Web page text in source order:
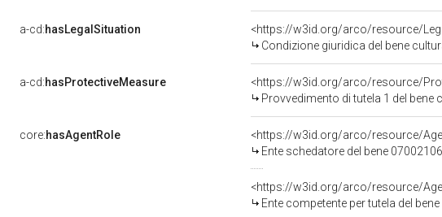
a-cd:hasLegalSituation
<https://w3id.org/arco/resource/
Condizione giuridica del bene
a-cd:hasProtectiveMeasure
<https://w3id.org/arco/resource/
Provvedimento di tutela 1 del bene
core:hasAgentRole
<https://w3id.org/arco/resource/
Ente schedatore del bene
<https://w3id.org/arco/resource/
Ente competente per tutela del